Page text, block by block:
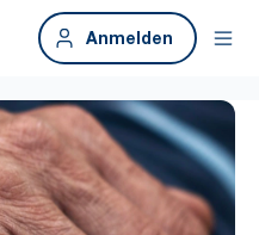
Anmelden